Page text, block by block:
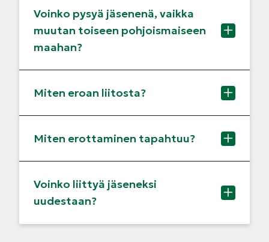
Voinko pysyä jäsenenä, vaikka
muutan toiseen pohjoismaiseen
maahan?
Miten eroan liitosta?
Miten erottaminen tapahtuu?
Voinko liittyä jäseneksi
uudestaan?